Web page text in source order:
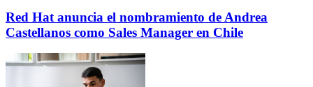
Red Hat anuncia el nombramiento de Andrea
Castellanos como Sales Manager en Chile